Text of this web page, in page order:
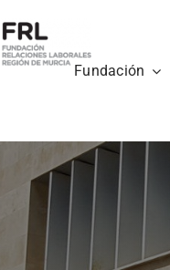
Fundación